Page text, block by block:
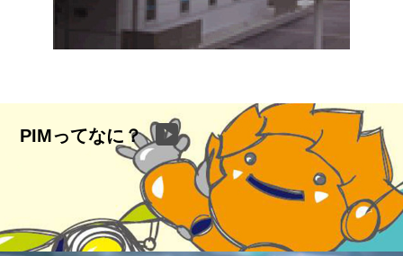
PIMってなに？